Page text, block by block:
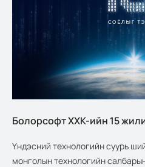
Болорсофт ХХК-ийн 15
Үндэсний технологийн суурь
монголын технологийн